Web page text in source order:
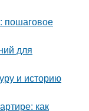
пошаговое
для
и историю
как